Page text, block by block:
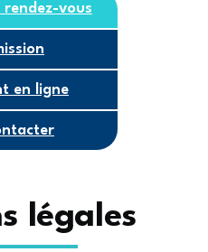
rendez-vous
en ligne
légales